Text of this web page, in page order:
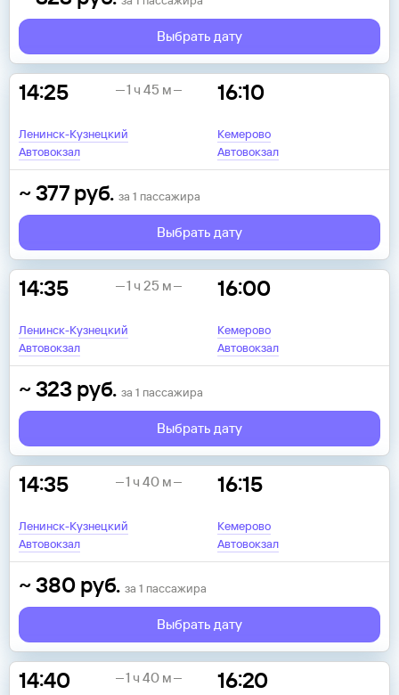
Выбрать дату
14:25
Ленинск-Кузнецкий
Автовокзал
16:10
Кемерово
Автовокзал
1 ч 45 м
~377 руб. за 1 пассажира
Выбрать дату
14:35
Ленинск-Кузнецкий
Автовокзал
16:00
Кемерово
Автовокзал
1 ч 25 м
~323 руб. за 1 пассажира
Выбрать дату
14:35
Ленинск-Кузнецкий
Автовокзал
16:15
Кемерово
Автовокзал
1 ч 40 м
~380 руб. за 1 пассажира
Выбрать дату
14:40 16:20
1 ч 40 м